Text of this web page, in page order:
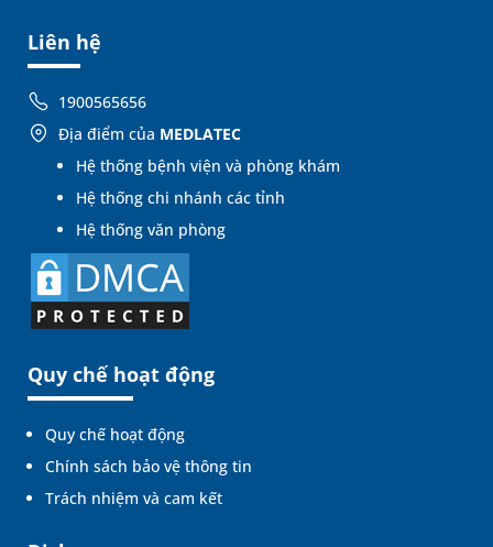
Liên hệ
1900565656
Địa điểm của MEDLATEC
Hệ thống bệnh viện và phòng khám
Hệ thống chi nhánh các tỉnh
Hệ thống văn phòng
Quy chế hoạt động
Quy chế hoạt động
Chính sách bảo vệ thông tin
Trách nhiệm và cam kết